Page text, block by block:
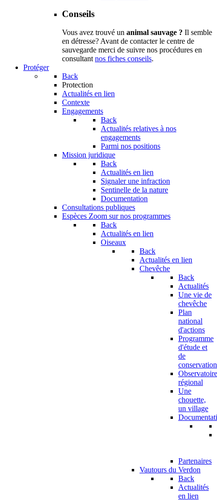
Conseils
Vous avez trouvé un animal sauvage ? Il semble
en détresse? Avant de contacter le centre de
sauvegarde merci de suivre nos procédures en
consultantnos fiches conseils.
Protéger
Back
Protection
Actualités en lien
Contexte
Engagements
Back
Actualités relatives à nos
engagements
Parmi nos positions
Mission juridique
Back
Actualités en lien
Signaler une infraction
Sentinelle de la nature
Documentation
Consultations publiques
Espèces Zoom sur nos programmes
Back
Actualités en lien
Oiseaux
Back
Actualités en lien
Chevêche
Back
Actualités
Une vie de
chevêche
Plan
national
d'actions
Programme
d'étude et
de
conservation
Observatoire
régional
Une
chouette,
un village
Partenaires
Vautours du Verdon
Back
Actualités
en lien